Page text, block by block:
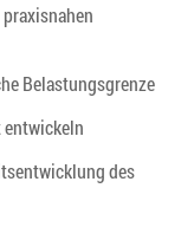
Belastungsgrenze
des